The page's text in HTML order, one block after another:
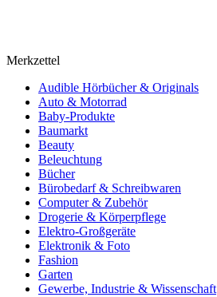
Merkzettel
Audible Hörbücher & Originals
Auto & Motorrad
Baby-Produkte
Baumarkt
Beauty
Beleuchtung
Bücher
Bürobedarf & Schreibwaren
Computer & Zubehör
Drogerie & Körperpflege
Elektro-Großgeräte
Elektronik & Foto
Fashion
Garten
Gewerbe, Industrie & Wissenschaft